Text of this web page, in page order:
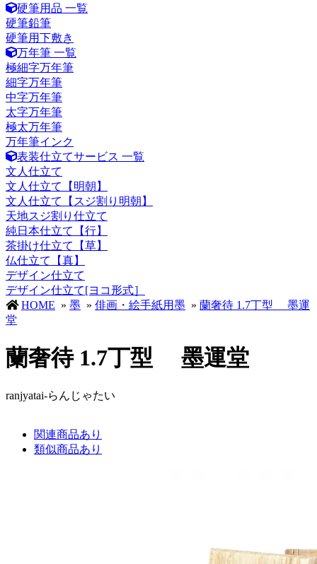
硬筆用品 一覧
硬筆鉛筆
硬筆用下敷き
万年筆 一覧
極細字万年筆
細字万年筆
中字万年筆
太字万年筆
極太万年筆
万年筆インク
表装仕立てサービス 一覧
文人仕立て
文人仕立て【明朝】
文人仕立て【スジ割り明朝】
天地スジ割り仕立て
純日本仕立て【行】
茶掛け仕立て【草】
仏仕立て【真】
デザイン仕立て
デザイン仕立て[ヨコ形式］
HOME » 墨 » 俳画・絵手紙用墨 » 蘭奢待 1.7丁型 墨運
堂
蘭奢待 1.7丁型 墨運堂
ranjyatai-らんじゃたい
関連商品あり
類似商品あり